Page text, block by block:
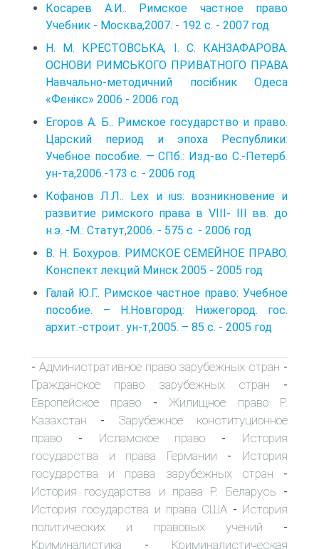
Косарев А.И.. Римское частное право
Учебник - Москва,2007. - 192 c. - 2007 год
Н. М. КРЕСТОВСЬКА, І. С. КАНЗАФАРОВА.
ОСНОВИ РИМСЬКОГО ПРИВАТНОГО ПРАВА
Навчально-методичний посібник Одеса
«Фенікс» 2006 - 2006 год
Егоров А. Б.. Римское государство и право.
Царский период и эпоха Республики:
Учебное пособие. — СПб.: Изд-во С.-Петерб.
ун-та,2006.-173 с. - 2006 год
Кофанов Л.Л.. Lex и ius: возникновение и
развитие римского права в VIII- III вв. до
н.э. -М.: Статут,2006. - 575 с. - 2006 год
В. Н. Бохуров. РИМСКОЕ СЕМЕЙНОЕ ПРАВО.
Конспект лекций Минск 2005 - 2005 год
Галай Ю.Г.. Римское частное право: Учебное
пособие. – Н.Новгород: Нижегород. гос.
архит.-строит. ун-т,2005. – 85 с. - 2005 год
- Административное право зарубежных стран -
Гражданское право зарубежных стран -
Европейское право - Жилищное право Р.
Казахстан - Зарубежное конституционное
право - Исламское право - История
государства и права Германии - История
государства и права зарубежных стран -
История государства и права Р. Беларусь -
История государства и права США - История
политических и правовых учений -
Криминалистика - Криминалистическая